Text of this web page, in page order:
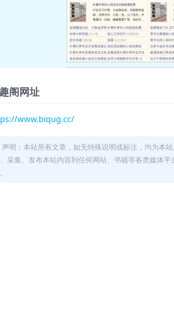
阁网址
www.biqug.cc/
声明：本站所有文章，如无特殊说明或标注，均为本
采集、发布本站内容到任何网站、书籍等各类媒体